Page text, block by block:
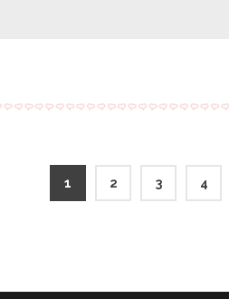
1 2 3 4